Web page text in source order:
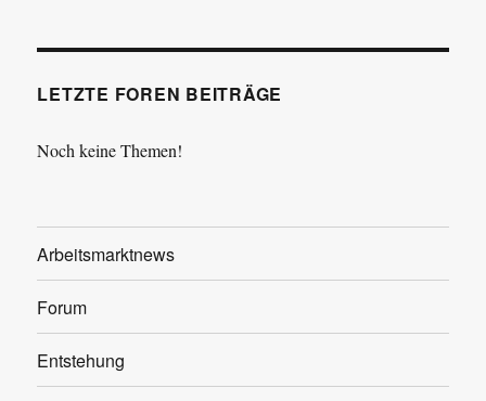
LETZTE FOREN BEITRÄGE
Noch keine Themen!
Arbeitsmarktnews
Forum
Entstehung